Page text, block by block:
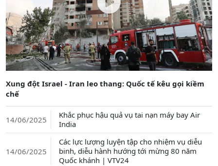
Xung đột Israel - Iran leo thang: Quốc tế kêu gọi kiềm
chế
14/06/2025
Khắc phục hậu quả vụ tai nạn máy bay Air
India
14/06/2025
Các lực lượng luyện tập cho nhiệm vụ diễu
binh, diễu hành hướng tới mừng 80 năm
Quốc khánh | VTV24